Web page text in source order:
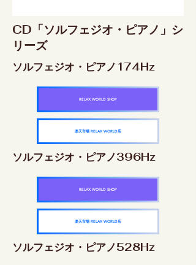
CD「ソルフェジオ・ピアノ」シ
リーズ
ソルフェジオ・ピアノ174Hz
RELAX WORLD SHOP
楽天市場 RELAX WORLD店
ソルフェジオ・ピアノ396Hz
RELAX WORLD SHOP
楽天市場 RELAX WORLD店
ソルフェジオ・ピアノ528Hz